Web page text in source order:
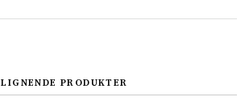
LIGNENDE PRODUKTER